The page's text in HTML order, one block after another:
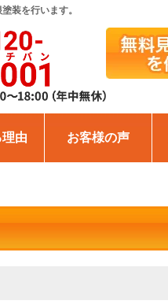
装を行います。
由 お客様の声